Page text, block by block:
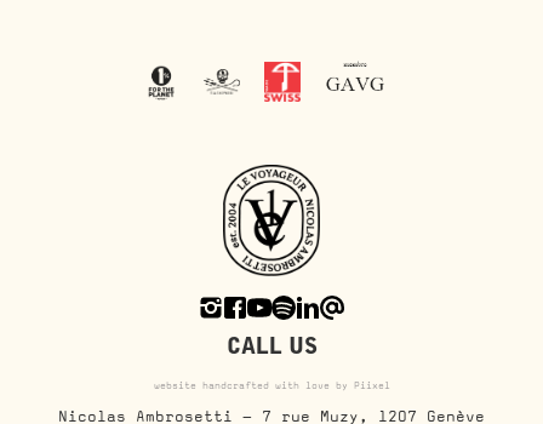
CALL US
website handcrafted with love by Piixel
Nicolas Ambrosetti - 7 rue Muzy, 1207 Genève